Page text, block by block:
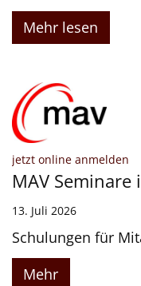
Mehr lesen
jetzt online anmelden
MAV
13. Juli 2026
Schulungen für
Mehr